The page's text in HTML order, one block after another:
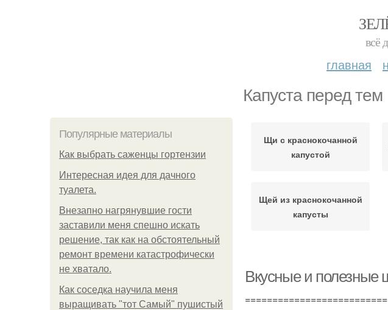
всё
главная
Капуста перед тем
Популярные материалы
Как выбрать саженцы гортензии
Интересная идея для дачного
туалета.
Внезапно нагрянувшие гости
заставили меня спешно искать
решение, так как на обстоятельный
ремонт времени катастрофически
не хватало.
Как соседка научила меня
выращивать "тот Самый" пушистый
Щи с краснокочанной
капустой
Щей из краснокочанной
капусты
Вкусные и полезные